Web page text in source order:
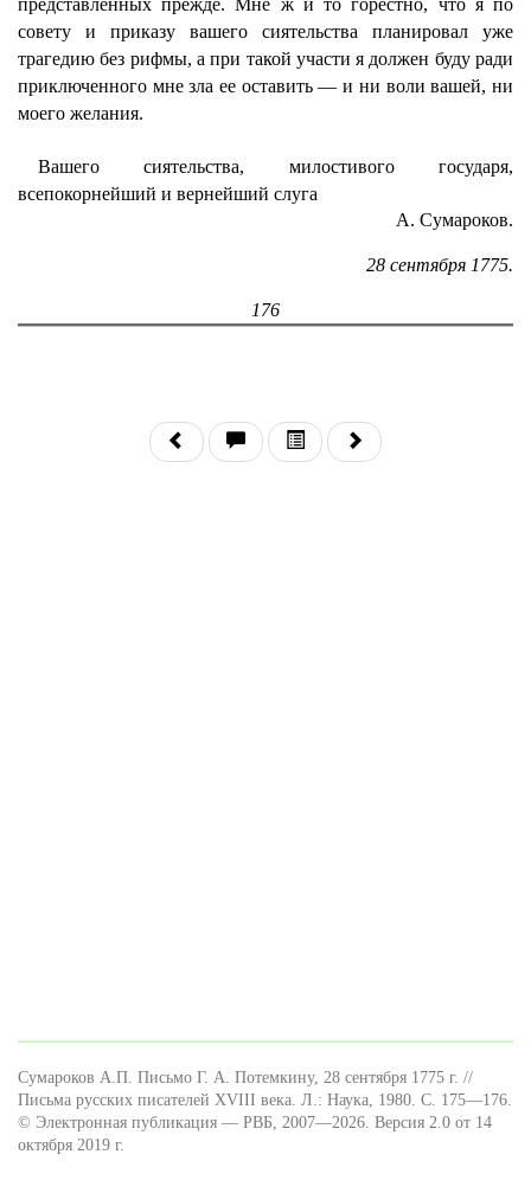
представленных прежде. Мне ж и то горестно, что я по
совету и приказу вашего сиятельства планировал уже
трагедию без рифмы, а при такой участи я должен буду ради
приключенного мне зла ее оставить — и ни воли вашей, ни
моего желания.
Вашего сиятельства, милостивого государя,
всепокорнейший и вернейший слуга
А. Сумароков.
28 сентября 1775.
176
Сумароков А.П. Письмо Г. А. Потемкину, 28 сентября 1775 г. //
Письма русских писателей XVIII века. Л.: Наука, 1980. С. 175—176.
© Электронная публикация — РВБ, 2007—2026. Версия 2.0 от 14
октября 2019 г.